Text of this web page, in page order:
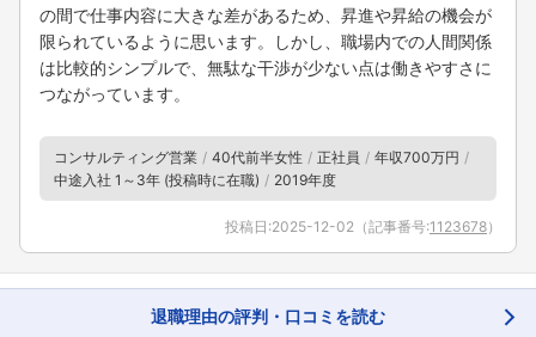
の間で仕事内容に大きな差があるため、昇進や昇給の機会が
限られているように思います。しかし、職場内での人間関係
は比較的シンプルで、無駄な干渉が少ない点は働きやすさに
つながっています。
コンサルティング営業 40代前半女性 正社員
年収700万円
中途入社 1～3年 (投稿時に在職)
2019年度
投稿日:2025-12-02 （記事番号:1123678）
退職理由の評判・口コミを読む